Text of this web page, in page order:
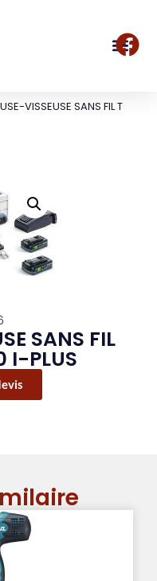
VISSEUSE SANS FIL T
SANS FIL
I-PLUS